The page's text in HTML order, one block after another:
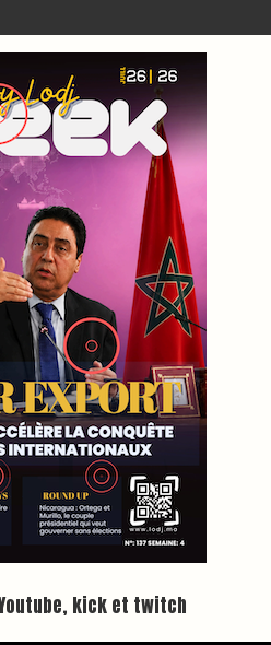
: Youtube, kick et twitch
Plein écran
à la newsletter
sur cette page :